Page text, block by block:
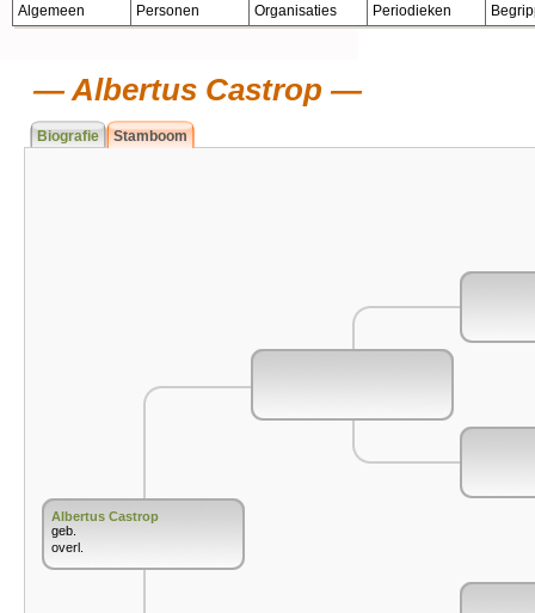
Algemeen Personen Organisaties Periodieken
Albertus Castrop
Biografie Stamboom
Albertus Castrop
geb.
overl.